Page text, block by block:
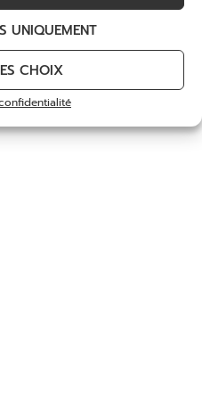
UNIQUEMENT
CHOIX